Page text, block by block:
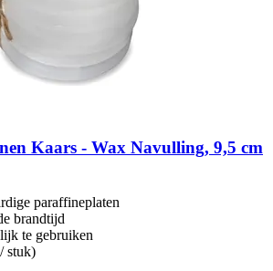
Kaars -​ Wax Navulling, 9,5 cm
paraffineplaten
brandtijd
te gebruiken
stuk)